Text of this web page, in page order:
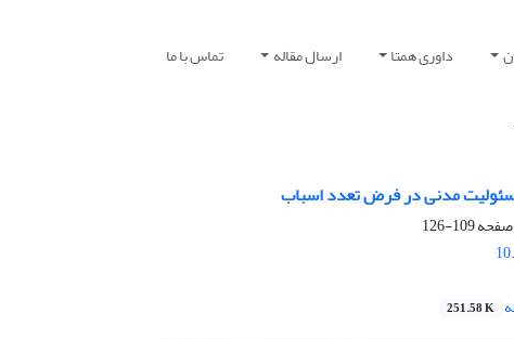
داوری همتا ارسال مقاله تماس با ما
مدنی در فرض تعدد اسباب
109-126
251.58 K